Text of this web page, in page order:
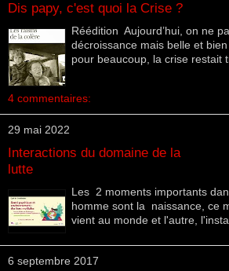
Dis papy, c'est quoi la Crise ?
Réédition Aujourd’hui, on ne
décroissance mais belle et
pour beaucoup, la crise restait
4 commentaires:
29 mai 2022
Interactions du domaine de la
lutte
Les 2 moments importants
homme sont la naissance, ce
vient au monde et l'autre,
6 septembre 2017